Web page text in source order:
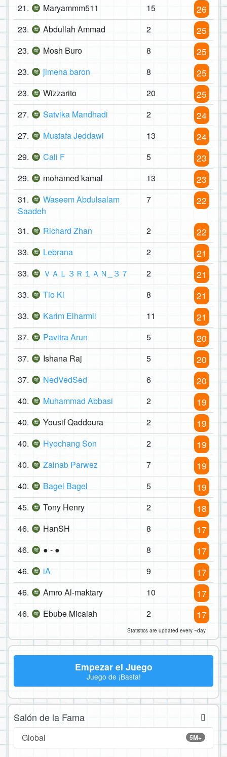
21. Maryammm511 15 26
23. Abdullah Ammad 2 25
23. Mosh Buro 8 25
23. jimena baron 8 25
23. Wizzarito 20 25
27. Satvika Mandhadi 2 24
27. Mustafa Jeddawi 13 24
29. Cali F 5 23
29. mohamed kamal 13 23
31.
Waseem Abdulsalam
Saadeh
7 22
31. Richard Zhan 2 22
33. Lebrana 2 21
33. ＶＡＬ３Ｒ１ＡＮ_３７ 2 21
33. Tio Ki 8 21
33. Karim Elharmil 11 21
37. Pavitra Arun 5 20
37. Ishana Raj 5 20
37. NedVedSed 6 20
40. Muhammad Abbasi 2 19
40. Yousif Qaddoura 2 19
40. Hyochang Son 2 19
40. Zainab Parwez 7 19
40. Bagel Bagel 5 19
45. Tony Henry 2 18
46. HanSH 8 17
46. ● - ● 8 17
46. iA 9 17
46. Amro Al-maktary 10 17
46. Ebube Micaiah 2 17
Statistics are updated every ~day
Empezar el Juego
Juego de ¡Basta!
Salón de la Fama
5M+
Global